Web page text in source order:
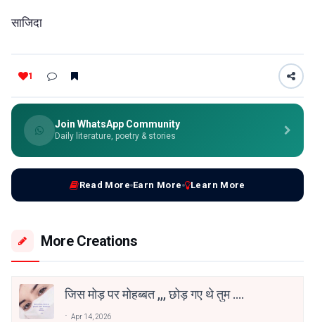
साजिदा
1
Join WhatsApp Community
Daily literature, poetry & stories
Read More Earn More Learn More
More Creations
जिस मोड़ पर मोहब्बत ,,, छोड़ गए थे तुम ....
Apr 14, 2026